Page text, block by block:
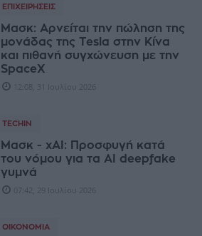
ΕΠΙΧΕΙΡΉΣΕΙΣ
Μασκ: Αρνείται την πώληση της
μονάδας της Tesla στην Κίνα
και πιθανή συγχώνευση με την
SpaceX
12:08, 31 Ιουλίου 2026
TECHIN
Μασκ - xAI: Προσφυγή κατά
του νόμου για τα AI deepfake
γυμνά
07:42, 29 Ιουλίου 2026
ΟΙΚΟΝΟΜΊΑ